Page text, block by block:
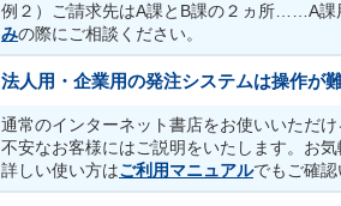
例２）ご請求先はA課とB課の２ヵ所……A課
みの際にご相談ください。
法人用・企業用の発注システムは操作が
通常のインターネット書店をお使いいただ
不安なお客様にはご説明をいたします。お気
詳しい使い方はご利用マニュアルでもご確